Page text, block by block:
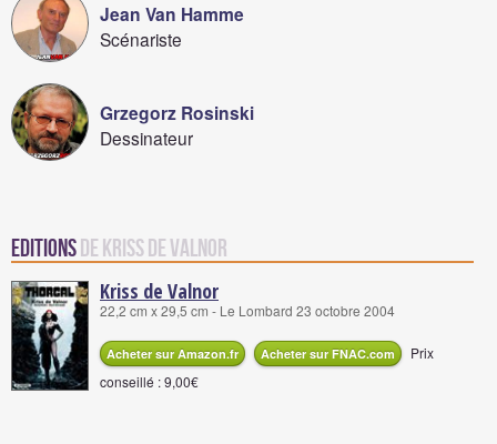
Jean Van Hamme
Scénariste
Grzegorz Rosinski
Dessinateur
Editionsde Kriss de Valnor
Kriss de Valnor
22,2 cm x 29,5 cm - Le Lombard 23 octobre 2004
Acheter sur Amazon.fr Acheter sur FNAC.com
Prix
conseillé : 9,00€